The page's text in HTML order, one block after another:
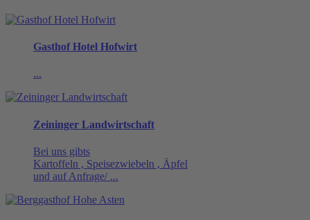
Gasthof Hotel Hofwirt
...
Zeininger Landwirtschaft
Bei uns gibts
Kartoffeln , Speisezwiebeln , Äpfel
und auf Anfrage/ ...